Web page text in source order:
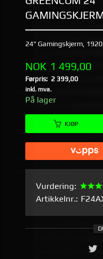
24" Gamingskjerm,
Tilbud
NOK 1 499,00
Førpris: 2 399,00
Rabatt
inkl. mva.
På lager
KJØP
Vurdering:
Artikkelnr.: